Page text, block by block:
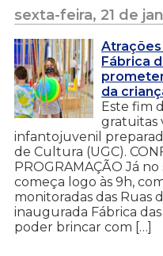
sexta-feira, 21 de
Atrações
Fábrica
da
Este fim
gratuitas
infantojuvenil
de Cultura (UGC).
PROGRAMAÇÃO Já
começa logo às 9h,
monitoradas das Ruas
inaugurada Fábrica
poder brincar com […]